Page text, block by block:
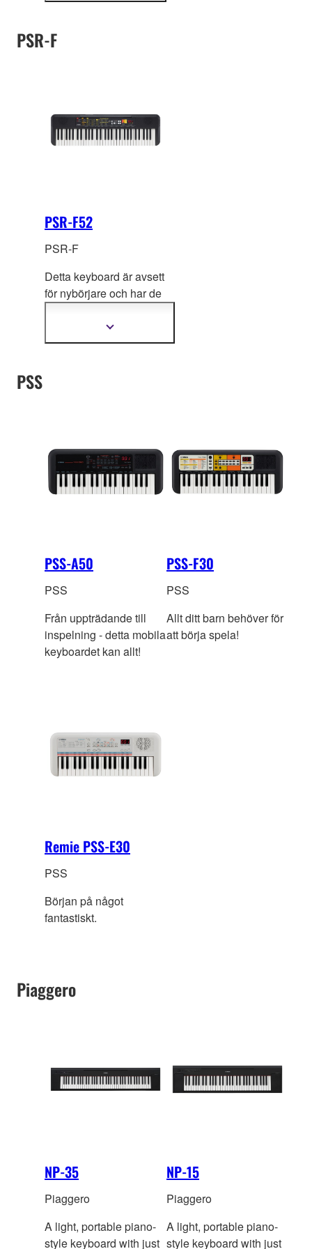
av ett portabelt keyboard
för förstagångsspelare.
lektionsfunktioner och
autentiska
PSR-F
PSR-F52
PSR-F
Detta keyboard är avsett
för nybörjare och har de
entljuden och
automatiska
Visa
PSS
PSS-A50
PSS
Från uppträdande till
inspelning - detta mobila
keyboardet kan allt!
PSS-F30
PSS
Allt ditt barn behöver för
att börja spela!
Remie PSS-E30
PSS
Början på något
fantastiskt.
Piaggero
NP-35
Piaggero
A light, portable piano-
style keyboard with just
NP-15
Piaggero
A light, portable piano-
style keyboard with just